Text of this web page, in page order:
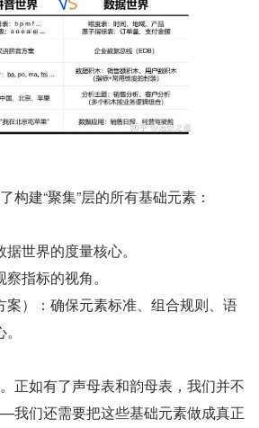
构建“聚集”层的所有基础元素：
世界的度量核心。
察指标的视角。
案）：确保元素标准、组合规则、语
正如有了声母表和韵母表，我们并不
们还需要把这些基础元素做成真正